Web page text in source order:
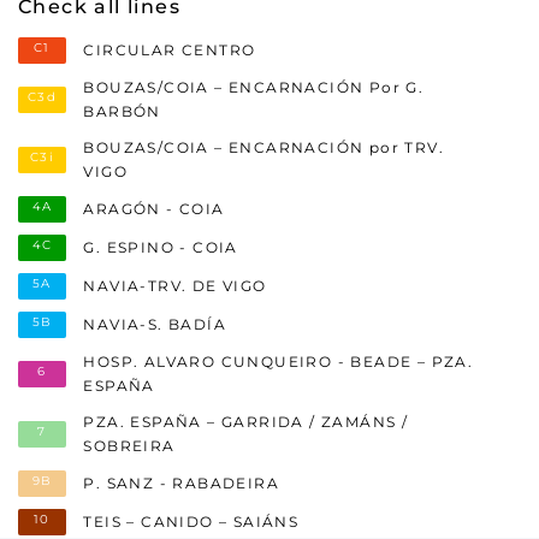
Check all lines
C1 CIRCULAR CENTRO
C3d
BOUZAS/COIA – ENCARNACIÓN Por G.
BARBÓN
C3i
BOUZAS/COIA – ENCARNACIÓN por TRV.
VIGO
4A ARAGÓN - COIA
4C G. ESPINO - COIA
5A NAVIA-TRV. DE VIGO
5B NAVIA-S. BADÍA
6
HOSP. ALVARO CUNQUEIRO - BEADE – PZA.
ESPAÑA
7
PZA. ESPAÑA – GARRIDA / ZAMÁNS /
SOBREIRA
9B P. SANZ - RABADEIRA
10 TEIS – CANIDO – SAIÁNS